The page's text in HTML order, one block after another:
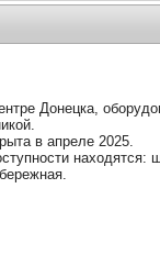
Донецка,
в апреле 2025.
находятся: